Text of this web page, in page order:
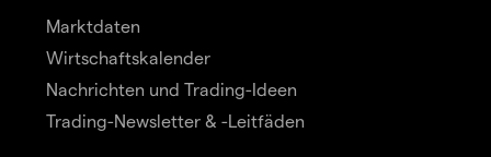
Marktdaten
Wirtschaftskalender
Nachrichten und Trading-Ideen
Trading-Newsletter & -Leitfäden